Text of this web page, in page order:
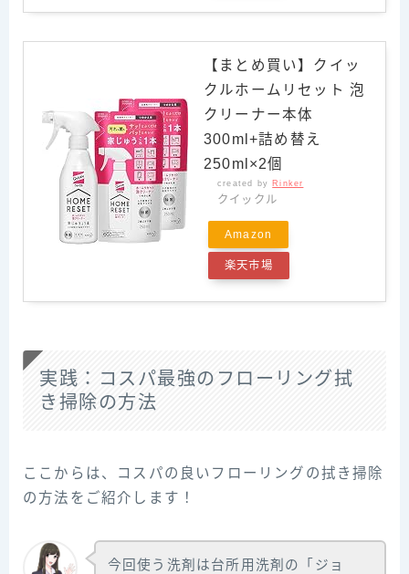
【まとめ買い】クイッ
クルホームリセット 泡
クリーナー本体
300ml+詰め替え
250ml×2個
created by Rinker
クイックル
Amazon
楽天市場
実践：コスパ最強のフローリング拭
き掃除の方法
ここからは、コスパの良いフローリングの拭き掃除
の方法をご紹介します！
今回使う洗剤は台所用洗剤の「ジョ